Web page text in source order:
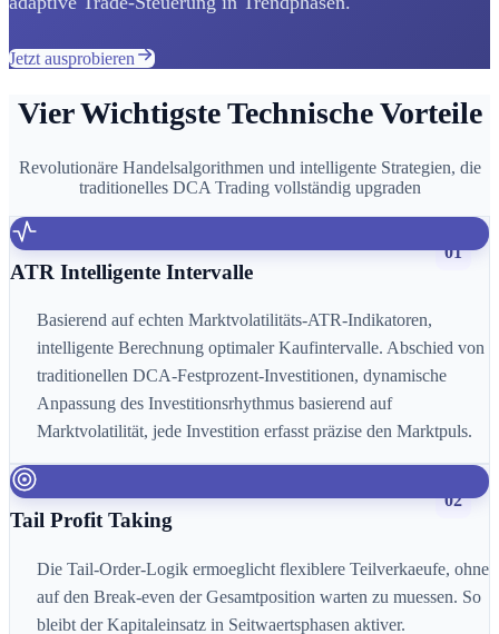
Jetzt ausprobieren
Vier Wichtigste Technische Vorteile
Revolutionäre Handelsalgorithmen und intelligente Strategien, die
traditionelles DCA Trading vollständig upgraden
01
ATR Intelligente Intervalle
Basierend auf echten Marktvolatilitäts-ATR-Indikatoren,
intelligente Berechnung optimaler Kaufintervalle. Abschied von
traditionellen DCA-Festprozent-Investitionen, dynamische
Anpassung des Investitionsrhythmus basierend auf
Marktvolatilität, jede Investition erfasst präzise den Marktpuls.
02
Tail Profit Taking
Die Tail-Order-Logik ermoeglicht flexiblere Teilverkaeufe, ohne
auf den Break-even der Gesamtposition warten zu muessen. So
bleibt der Kapitaleinsatz in Seitwaertsphasen aktiver.